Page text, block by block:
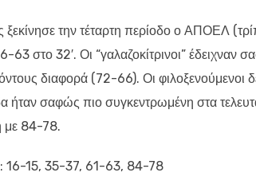
ξεκίνησε την τέταρτη περίοδο ο ΑΠΟΕΛ
στο 32′. Οι “γαλαζοκίτρινοι” έδειχναν
διαφορά (72-66). Οι φιλοξενούμενοι
ήταν σαφώς πιο συγκεντρωμένη στα
με 84-78.
15, 35-37, 61-63, 84-78